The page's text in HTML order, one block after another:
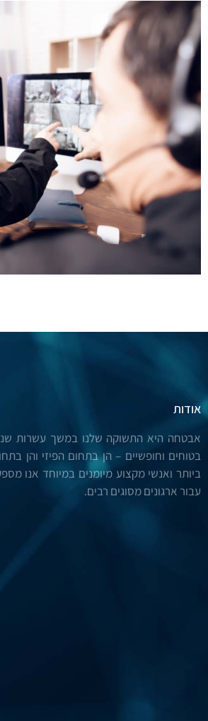
אודות
אבטחה היא התשוקה שלנו במשך עשרות
בטוחים וחופשיים – הן בתחום הפיזי והן
ביותר ואנשי מקצוע מיומנים במיוחד אנו
עבור ארגונים מסוגים רבים.